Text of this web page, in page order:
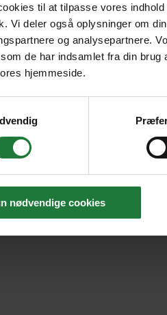
til at tilpasse vores
Vi deler også oplysninger om
og analysepartnere.
de har indsamlet fra din
hjemmeside.
nødvendige cookies